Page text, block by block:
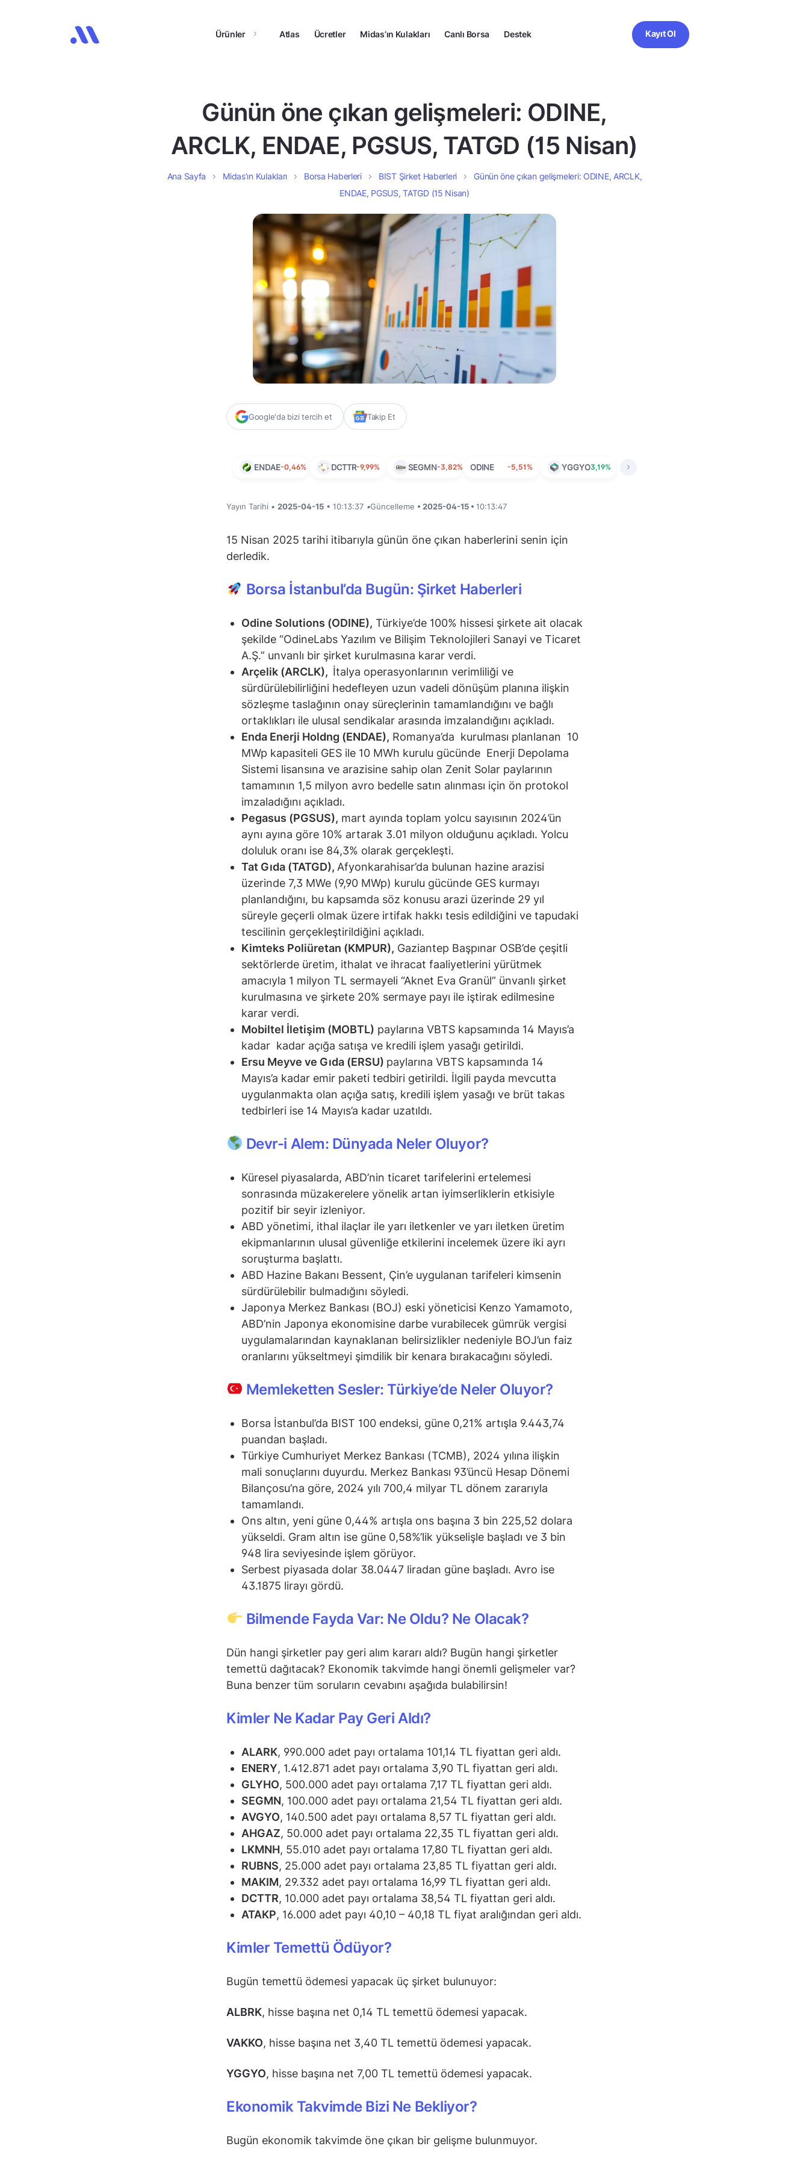
Ürünler Atlas Ücretler Midas’ın Kulakları Canlı Borsa Destek Kayıt Ol
Günün öne çıkan gelişmeleri: ODINE,
ARCLK, ENDAE, PGSUS, TATGD (15 Nisan)
Ana Sayfa Midas’ın Kulakları Borsa Haberleri BIST Şirket Haberleri
Günün öne çıkan gelişmeleri: ODINE, ARCLK,
ENDAE, PGSUS, TATGD (15 Nisan)
Google'da bizi tercih et Takip Et
ENDAE-0,46% DCTTR-9,99% SEGMN-3,82% ODINE -5,51% YGGYO3,19%
Yayın Tarihi • 2025-04-15 • 10:13:37 •Güncelleme • 2025-04-15 • 10:13:47
15 Nisan 2025 tarihi itibarıyla günün öne çıkan haberlerini senin için
derledik.
Borsa İstanbul’da Bugün: Şirket Haberleri
Odine Solutions (ODINE), Türkiye’de 100% hissesi şirkete ait olacak
şekilde “OdineLabs Yazılım ve Bilişim Teknolojileri Sanayi ve Ticaret
A.Ş.” unvanlı bir şirket kurulmasına karar verdi.
Arçelik (ARCLK), İtalya operasyonlarının verimliliği ve
sürdürülebilirliğini hedefleyen uzun vadeli dönüşüm planına ilişkin
sözleşme taslağının onay süreçlerinin tamamlandığını ve bağlı
ortaklıkları ile ulusal sendikalar arasında imzalandığını açıkladı.
Enda Enerji Holdng (ENDAE), Romanya’da kurulması planlanan 10
MWp kapasiteli GES ile 10 MWh kurulu gücünde Enerji Depolama
Sistemi lisansına ve arazisine sahip olan Zenit Solar paylarının
tamamının 1,5 milyon avro bedelle satın alınması için ön protokol
imzaladığını açıkladı.
Pegasus (PGSUS), mart ayında toplam yolcu sayısının 2024’ün
aynı ayına göre 10% artarak 3.01 milyon olduğunu açıkladı. Yolcu
doluluk oranı ise 84,3% olarak gerçekleşti.
Tat Gıda (TATGD), Afyonkarahisar’da bulunan hazine arazisi
üzerinde 7,3 MWe (9,90 MWp) kurulu gücünde GES kurmayı
planlandığını, bu kapsamda söz konusu arazi üzerinde 29 yıl
süreyle geçerli olmak üzere irtifak hakkı tesis edildiğini ve tapudaki
tescilinin gerçekleştirildiğini açıkladı.
Kimteks Poliüretan (KMPUR), Gaziantep Başpınar OSB’de çeşitli
sektörlerde üretim, ithalat ve ihracat faaliyetlerini yürütmek
amacıyla 1 milyon TL sermayeli “Aknet Eva Granül” ünvanlı şirket
kurulmasına ve şirkete 20% sermaye payı ile iştirak edilmesine
karar verdi.
Mobiltel İletişim (MOBTL) paylarına VBTS kapsamında 14 Mayıs’a
kadar kadar açığa satışa ve kredili işlem yasağı getirildi.
Ersu Meyve ve Gıda (ERSU) paylarına VBTS kapsamında 14
Mayıs’a kadar emir paketi tedbiri getirildi. İlgili payda mevcutta
uygulanmakta olan açığa satış, kredili işlem yasağı ve brüt takas
tedbirleri ise 14 Mayıs’a kadar uzatıldı.
Devr-i Alem: Dünyada Neler Oluyor?
Küresel piyasalarda, ABD’nin ticaret tarifelerini ertelemesi
sonrasında müzakerelere yönelik artan iyimserliklerin etkisiyle
pozitif bir seyir izleniyor.
ABD yönetimi, ithal ilaçlar ile yarı iletkenler ve yarı iletken üretim
ekipmanlarının ulusal güvenliğe etkilerini incelemek üzere iki ayrı
soruşturma başlattı.
ABD Hazine Bakanı Bessent, Çin’e uygulanan tarifeleri kimsenin
sürdürülebilir bulmadığını söyledi.
Japonya Merkez Bankası (BOJ) eski yöneticisi Kenzo Yamamoto,
ABD’nin Japonya ekonomisine darbe vurabilecek gümrük vergisi
uygulamalarından kaynaklanan belirsizlikler nedeniyle BOJ’un faiz
oranlarını yükseltmeyi şimdilik bir kenara bırakacağını söyledi.
Memleketten Sesler: Türkiye’de Neler Oluyor?
Borsa İstanbul’da BIST 100 endeksi, güne 0,21% artışla 9.443,74
puandan başladı.
Türkiye Cumhuriyet Merkez Bankası (TCMB), 2024 yılına ilişkin
mali sonuçlarını duyurdu. Merkez Bankası 93’üncü Hesap Dönemi
Bilançosu’na göre, 2024 yılı 700,4 milyar TL dönem zararıyla
tamamlandı.
Ons altın, yeni güne 0,44% artışla ons başına 3 bin 225,52 dolara
yükseldi. Gram altın ise güne 0,58%’lik yükselişle başladı ve 3 bin
948 lira seviyesinde işlem görüyor.
Serbest piyasada dolar 38.0447 liradan güne başladı. Avro ise
43.1875 lirayı gördü.
Bilmende Fayda Var: Ne Oldu? Ne Olacak?
Dün hangi şirketler pay geri alım kararı aldı? Bugün hangi şirketler
temettü dağıtacak? Ekonomik takvimde hangi önemli gelişmeler var?
Buna benzer tüm soruların cevabını aşağıda bulabilirsin!
Kimler Ne Kadar Pay Geri Aldı?
ALARK, 990.000 adet payı ortalama 101,14 TL fiyattan geri aldı.
ENERY, 1.412.871 adet payı ortalama 3,90 TL fiyattan geri aldı.
GLYHO, 500.000 adet payı ortalama 7,17 TL fiyattan geri aldı.
SEGMN, 100.000 adet payı ortalama 21,54 TL fiyattan geri aldı.
AVGYO, 140.500 adet payı ortalama 8,57 TL fiyattan geri aldı.
AHGAZ, 50.000 adet payı ortalama 22,35 TL fiyattan geri aldı.
LKMNH, 55.010 adet payı ortalama 17,80 TL fiyattan geri aldı.
RUBNS, 25.000 adet payı ortalama 23,85 TL fiyattan geri aldı.
MAKIM, 29.332 adet payı ortalama 16,99 TL fiyattan geri aldı.
DCTTR, 10.000 adet payı ortalama 38,54 TL fiyattan geri aldı.
ATAKP, 16.000 adet payı 40,10 – 40,18 TL fiyat aralığından geri aldı.
Kimler Temettü Ödüyor?
Bugün temettü ödemesi yapacak üç şirket bulunuyor:
ALBRK, hisse başına net 0,14 TL temettü ödemesi yapacak.
VAKKO, hisse başına net 3,40 TL temettü ödemesi yapacak.
YGGYO, hisse başına net 7,00 TL temettü ödemesi yapacak.
Ekonomik Takvimde Bizi Ne Bekliyor?
Bugün ekonomik takvimde öne çıkan bir gelişme bulunmuyor.